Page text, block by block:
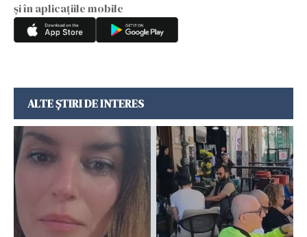
și în aplicațiile mobile
ALTE ȘTIRI DE INTERES